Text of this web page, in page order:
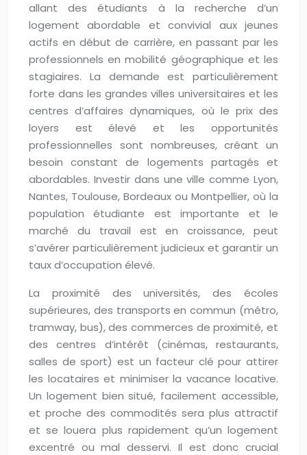
allant des étudiants à la recherche d’un
logement abordable et convivial aux jeunes
actifs en début de carrière, en passant par les
professionnels en mobilité géographique et les
stagiaires. La demande est particulièrement
forte dans les grandes villes universitaires et les
centres d’affaires dynamiques, où le prix des
loyers est élevé et les opportunités
professionnelles sont nombreuses, créant un
besoin constant de logements partagés et
abordables. Investir dans une ville comme Lyon,
Nantes, Toulouse, Bordeaux ou Montpellier, où la
population étudiante est importante et le
marché du travail est en croissance, peut
s’avérer particulièrement judicieux et garantir un
taux d’occupation élevé.
La proximité des universités, des écoles
supérieures, des transports en commun (métro,
tramway, bus), des commerces de proximité, et
des centres d’intérêt (cinémas, restaurants,
salles de sport) est un facteur clé pour attirer
les locataires et minimiser la vacance locative.
Un logement bien situé, facilement accessible,
et proche des commodités sera plus attractif
et se louera plus rapidement qu’un logement
excentré ou mal desservi. Il est donc crucial